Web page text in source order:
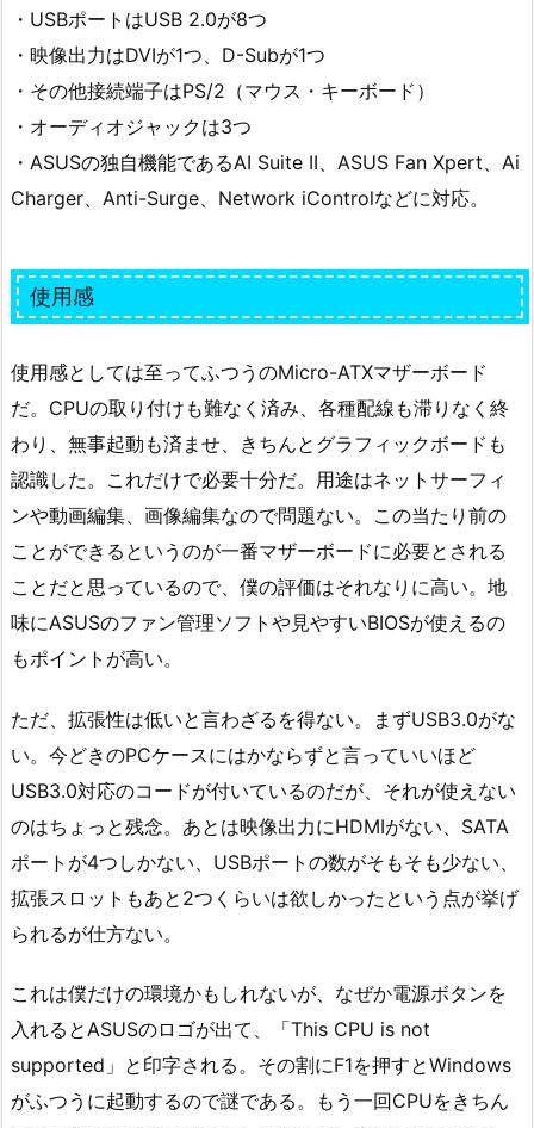
・USBポートはUSB 2.0が8つ
・映像出力はDVIが1つ、D-Subが1つ
・その他接続端子はPS/2（マウス・キーボード）
・オーディオジャックは3つ
・ASUSの独自機能であるAI Suite II、ASUS Fan Xpert、Ai
Charger、Anti-Surge、Network iControlなどに対応。
使用感
使用感としては至ってふつうのMicro-ATXマザーボード
だ。CPUの取り付けも難なく済み、各種配線も滞りなく終
わり、無事起動も済ませ、きちんとグラフィックボードも
認識した。これだけで必要十分だ。用途はネットサーフィ
ンや動画編集、画像編集なので問題ない。この当たり前の
ことができるというのが一番マザーボードに必要とされる
ことだと思っているので、僕の評価はそれなりに高い。地
味にASUSのファン管理ソフトや見やすいBIOSが使えるの
もポイントが高い。
ただ、拡張性は低いと言わざるを得ない。まずUSB3.0がな
い。今どきのPCケースにはかならずと言っていいほど
USB3.0対応のコードが付いているのだが、それが使えない
のはちょっと残念。あとは映像出力にHDMIがない、SATA
ポートが4つしかない、USBポートの数がそもそも少ない、
拡張スロットもあと2つくらいは欲しかったという点が挙げ
られるが仕方ない。
これは僕だけの環境かもしれないが、なぜか電源ボタンを
入れるとASUSのロゴが出て、「This CPU is not
supported」と印字される。その割にF1を押すとWindows
がふつうに起動するので謎である。もう一回CPUをきちん